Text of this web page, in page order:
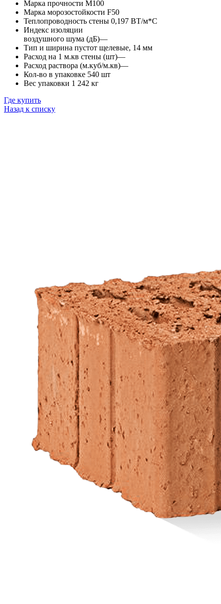
Марка прочности М100
Марка морозостойкости F50
Теплопроводность стены 0,197 ВТ/м*С
Индекс изоляции
воздушного шума (дБ)—
Тип и ширина пустот щелевые, 14 мм
Расход на 1 м.кв стены (шт)—
Расход раствора (м.куб/м.кв)—
Кол-во в упаковке 540 шт
Вес упаковки 1 242 кг
Где купить
Назад к списку